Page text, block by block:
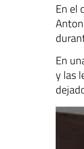
En el
En
y las